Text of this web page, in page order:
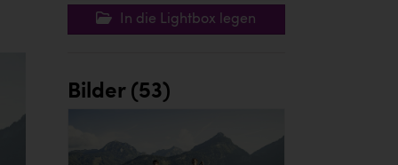
In die Lightbox legen
Bilder (53)